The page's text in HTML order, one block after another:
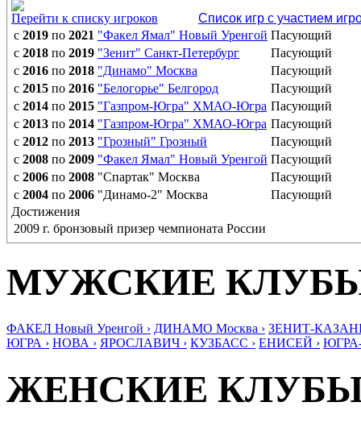
Перейти к списку игроков
Список игр с участием
с 2019 по 2021 "Факел Ямал" Новый Уренгой Пасующий
с 2018 по 2019 "Зенит" Санкт-Петербург
Пасующий
с 2016 по 2018 "Динамо" Москва
Пасующий
с 2015 по 2016 "Белогорье" Белгород
Пасующий
с 2014 по 2015 "Газпром-Югра" ХМАО-Югра Пасующий
с 2013 по 2014 "Газпром-Югра" ХМАО-Югра Пасующий
с 2012 по 2013 "Грозный" Грозный
Пасующий
с 2008 по 2009 "Факел Ямал" Новый Уренгой Пасующий
с 2006 по 2008 "Спартак" Москва
Пасующий
с 2004 по 2006 "Динамо-2" Москва
Пасующий
Достижения
2009 г. бронзовый призер чемпионата России
МУЖСКИЕ
ФАКЕЛ Новый Уренгой › ДИНАМО Москва › ЗЕНИТ-
ЮГРА › НОВА › ЯРОСЛАВИЧ › КУЗБАСС › ЕНИСЕЙ ›
ЖЕНСКИЕ